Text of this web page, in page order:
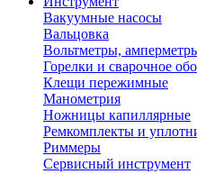
Вакуумные насосы
Вальцовка
Вольтметры,
Горелки и сварочное
Клещи пережимные
Манометрия
Ножницы капиллярные
Ремкомплекты и
Риммеры
Сервисный инструмент